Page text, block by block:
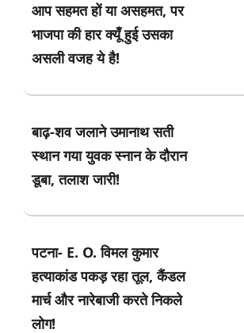
आप सहमत हों या असहमत, पर
भाजपा की हार क्यूँ हुई उसका
असली वजह ये है!
बाढ़-शव जलाने उमानाथ सती
स्थान गया युवक स्नान के दौरान
डूबा, तलाश जारी!
पटना- E. O. विमल कुमार
हत्याकांड पकड़ रहा तूल, कैंडल
मार्च और नारेबाजी करते निकले
लोग!